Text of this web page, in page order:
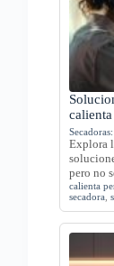
Explora
pero no
calienta
secadora ,